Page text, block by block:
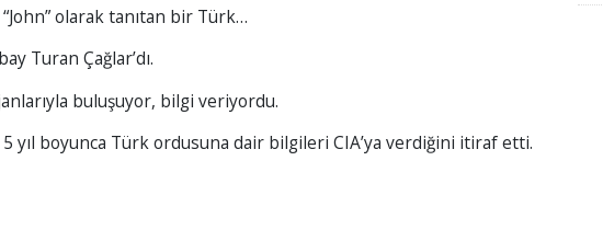
olarak tanıtan bir Türk…
Turan Çağlar’dı.
buluşuyor, bilgi veriyordu.
yıl boyunca Türk ordusuna dair bilgileri CIA’ya verdiğini itiraf etti.